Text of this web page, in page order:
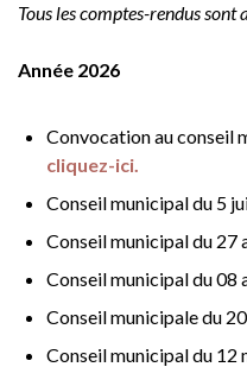
Tous les comptes-rendus sont
Année 2026
Convocation au conseil
cliquez-ici.
Conseil municipal du 5
Conseil municipal du 27
Conseil municipal du 08
Conseil municipale du
Conseil municipal du 12